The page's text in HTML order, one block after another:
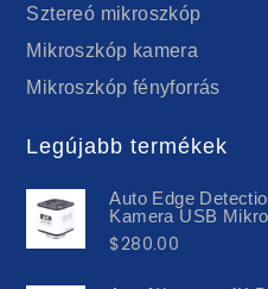
Sztereó mikroszkóp
Mikroszkóp kamera
Mikroszkóp fényforrás
Legújabb termékek
Auto Edge
Kamera USB
$280.00